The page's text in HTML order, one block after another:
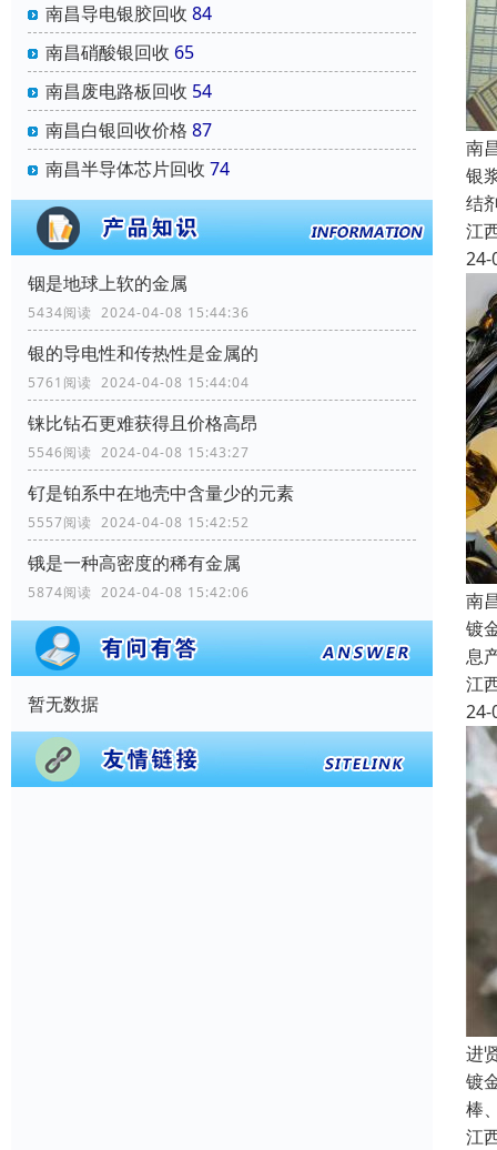
南昌导电银胶回收 84
南昌硝酸银回收 65
南昌废电路板回收 54
南昌白银回收价格 87
南昌半导体芯片回收 74
铟是地球上软的金属
5434阅读 2024-04-08 15:44:36
银的导电性和传热性是金属的
5761阅读 2024-04-08 15:44:04
铼比钻石更难获得且价格高昂
5546阅读 2024-04-08 15:43:27
钌是铂系中在地壳中含量少的元素
5557阅读 2024-04-08 15:42:52
锇是一种高密度的稀有金属
5874阅读 2024-04-08 15:42:06
暂无数据
南
银
结
江
24-
南
镀
息
江
24-
进
镀
棒
江